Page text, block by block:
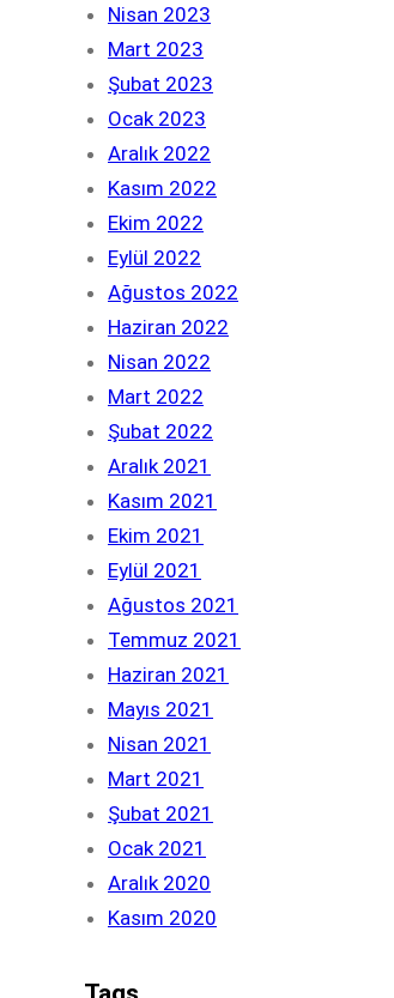
Nisan 2023
Mart 2023
Şubat 2023
Ocak 2023
Aralık 2022
Kasım 2022
Ekim 2022
Eylül 2022
Ağustos 2022
Haziran 2022
Nisan 2022
Mart 2022
Şubat 2022
Aralık 2021
Kasım 2021
Ekim 2021
Eylül 2021
Ağustos 2021
Temmuz 2021
Haziran 2021
Mayıs 2021
Nisan 2021
Mart 2021
Şubat 2021
Ocak 2021
Aralık 2020
Kasım 2020